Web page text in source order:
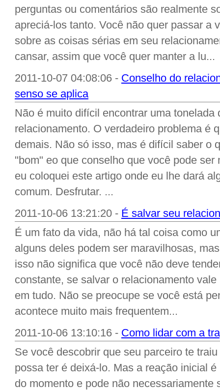
perguntas ou comentários são realmente
apreciá-los tanto. Você não quer passar a
sobre as coisas sérias em seu
cansar, assim que você quer manter a lu...
2011-10-07 04:08:06 - Conselho do
senso se aplica
Não é muito difícil encontrar uma
relacionamento. O verdadeiro problema é
demais. Não só isso, mas é difícil saber o
"bom" eo que conselho que você pode
eu coloquei este artigo onde eu lhe dará
comum. Desfrutar. ...
2011-10-06 13:21:20 - É salvar seu
É um fato da vida, não há tal coisa como
alguns deles podem ser maravilhosas,
isso não significa que você não deve
constante, se salvar o relacionamento
em tudo. Não se preocupe se você está
acontece muito mais frequentem...
2011-10-06 13:10:16 - Como lidar com a
Se você descobrir que seu parceiro te
possa ter é deixá-lo. Mas a reação inicial
do momento e pode não necessariamente